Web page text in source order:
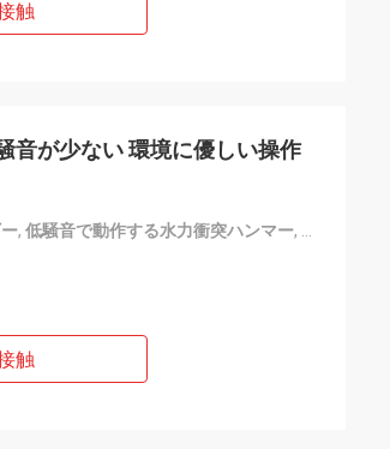
触
音が少ない 環境に優しい操作
, 低騒音で動作する水力衝突ハンマー,
触